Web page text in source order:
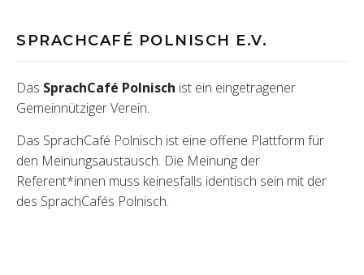
SPRACHCAFÉ POLNISCH E.V.
Das SprachCafé Polnisch ist ein eingetragener
Gemeinnütziger Verein.
Das SprachCafé Polnisch ist eine offene Plattform für
den Meinungsaustausch. Die Meinung der
Referent*innen muss keinesfalls identisch sein mit der
des SprachCafés Polnisch.